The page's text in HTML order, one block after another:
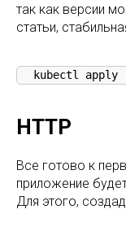
так как версии
статьи,
kubectl apply
HTTP
Все готово к
приложение
Для этого,